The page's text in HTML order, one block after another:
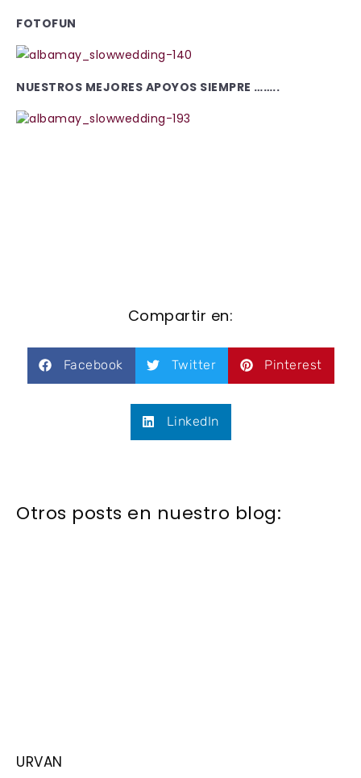
FOTOFUN
NUESTROS MEJORES APOYOS SIEMPRE ……..
Compartir en:
Facebook Twitter Pinterest
LinkedIn
Otros posts en nuestro blog:
URVAN